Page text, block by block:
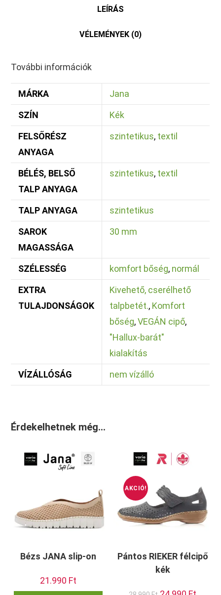
LEÍRÁS
VÉLEMÉNYEK (0)
További információk
MÁRKA Jana
SZÍN Kék
FELSŐRÉSZ
ANYAGA
szintetikus, textil
BÉLÉS, BELSŐ
TALP ANYAGA
szintetikus, textil
TALP ANYAGA szintetikus
SAROK
MAGASSÁGA
30 mm
SZÉLESSÉG komfort bőség, normál
EXTRA
TULAJDONSÁGOK
Kivehető, cserélhető
talpbetét., Komfort
bőség,VEGÁN cipő,
"Hallux-barát"
kialakítás
VÍZÁLLÓSÁG nem vízálló
Érdekelhetnek még…
Bézs JANA slip-on
21.990 Ft
AKCIÓ!
Pántos RIEKER félcipő
kék
Original